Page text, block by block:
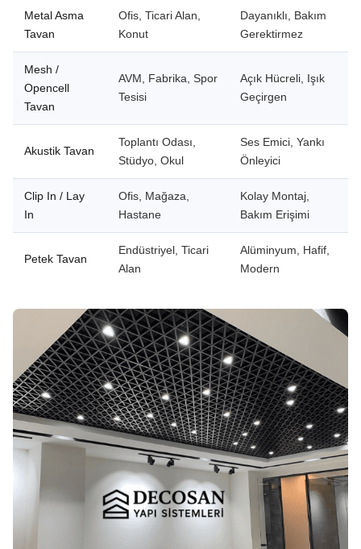
Metal Asma
Tavan
Ofis, Ticari Alan,
Konut
Dayanıklı, Bakım
Gerektirmez
Mesh /
Opencell
Tavan
AVM, Fabrika, Spor
Tesisi
Açık Hücreli, Işık
Geçirgen
Akustik Tavan
Toplantı Odası,
Stüdyo, Okul
Ses Emici, Yankı
Önleyici
Clip In / Lay
In
Ofis, Mağaza,
Hastane
Kolay Montaj,
Bakım Erişimi
Petek Tavan
Endüstriyel, Ticari
Alan
Alüminyum, Hafif,
Modern